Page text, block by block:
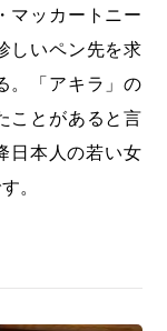
マッカートニー
しいペン先を求
。「アキラ」の
ことがあると言
日本人の若い女
。